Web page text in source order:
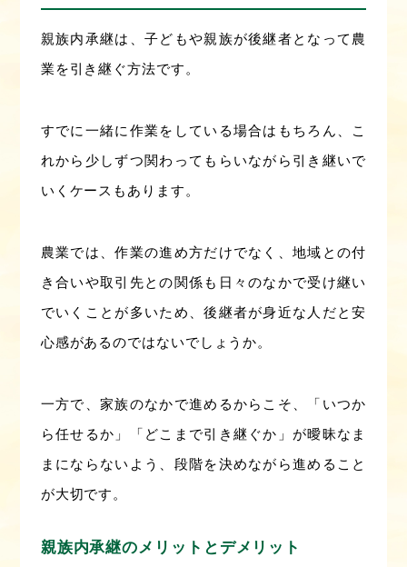
親族内承継は、子どもや親族が後継者となって農
業を引き継ぐ方法です。
すでに一緒に作業をしている場合はもちろん、こ
れから少しずつ関わってもらいながら引き継いで
いくケースもあります。
農業では、作業の進め方だけでなく、地域との付
き合いや取引先との関係も日々のなかで受け継い
でいくことが多いため、後継者が身近な人だと安
心感があるのではないでしょうか。
一方で、家族のなかで進めるからこそ、「いつか
ら任せるか」「どこまで引き継ぐか」が曖昧なま
まにならないよう、段階を決めながら進めること
が大切です。
親族内承継のメリットとデメリット